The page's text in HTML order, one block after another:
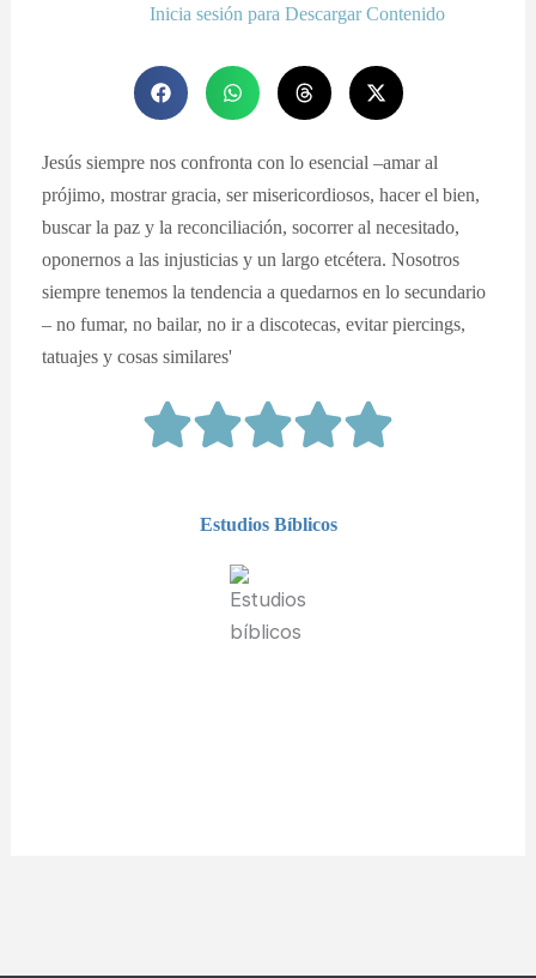
Inicia sesión para Descargar Contenido
Jesús siempre nos confronta con lo esencial –amar al
prójimo, mostrar gracia, ser misericordiosos, hacer el bien,
buscar la paz y la reconciliación, socorrer al necesitado,
oponernos a las injusticias y un largo etcétera. Nosotros
siempre tenemos la tendencia a quedarnos en lo secundario
– no fumar, no bailar, no ir a discotecas, evitar piercings,
tatuajes y cosas similares'
Estudios Bíblicos